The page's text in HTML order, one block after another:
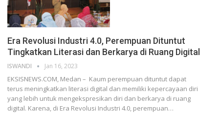
Era Revolusi Industri 4.0, Perempuan Dituntut
Tingkatkan Literasi dan Berkarya di Ruang Digital
ISWANDI Jan 16, 2023
EKSISNEWS.COM, Medan – Kaum perempuan dituntut dapat
terus meningkatkan literasi digital dan memiliki kepercayaan diri
yang lebih untuk mengekspresikan diri dan berkarya di ruang
digital. Karena, di Era Revolusi Industri 4.0, perempuan…